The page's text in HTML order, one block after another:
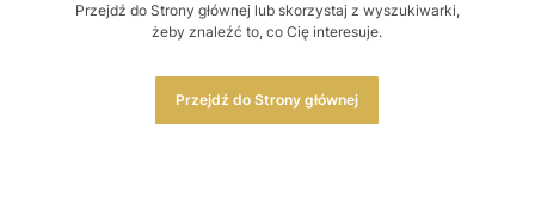
Przejdź do Strony głównej lub skorzystaj z wyszukiwarki,
żeby znaleźć to, co Cię interesuje.
Przejdź do Strony głównej